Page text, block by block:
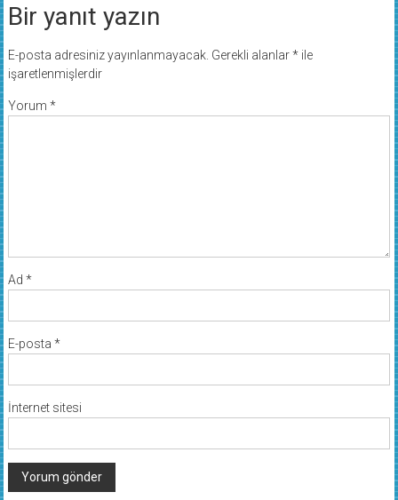
Bir yanıt yazın
E-posta adresiniz yayınlanmayacak. Gerekli alanlar*ile
işaretlenmişlerdir
Yorum *
Ad *
E-posta *
İnternet sitesi